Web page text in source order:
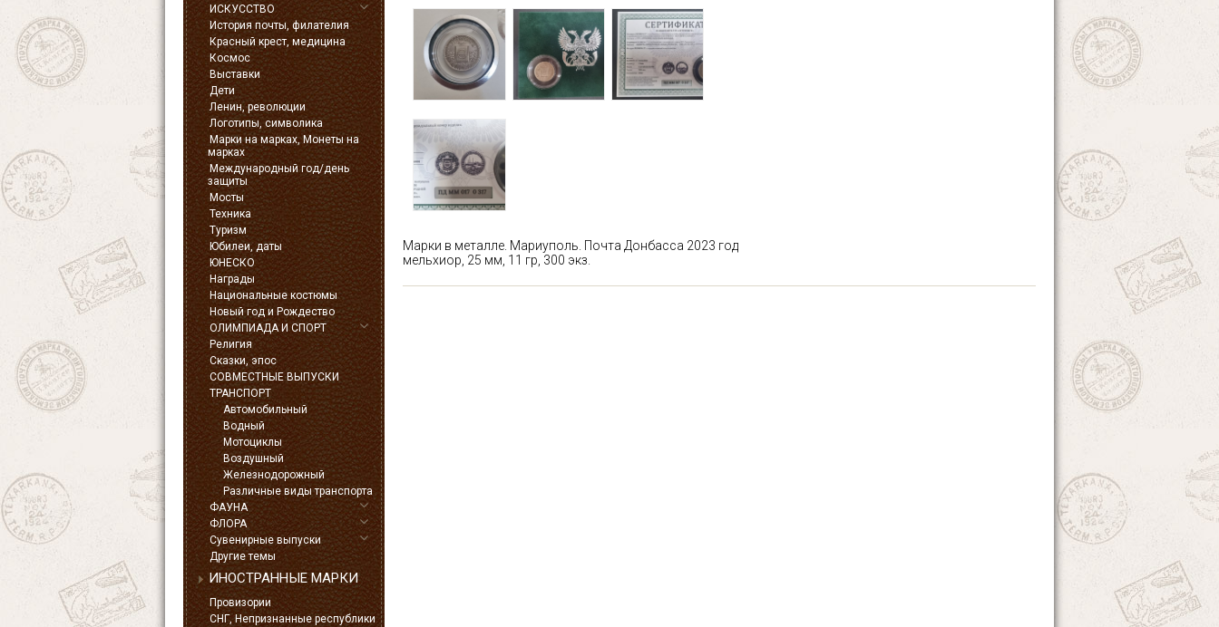
ИСКУССТВО
История почты, филателия
Красный крест, медицина
Космос
Выставки
Дети
Ленин, революции
Логотипы, символика
Марки на марках, Монеты на
марках
Международный год/день
защиты
Мосты
Техника
Туризм
Юбилеи, даты
ЮНЕСКО
Награды
Национальные костюмы
Новый год и Рождество
ОЛИМПИАДА И СПОРТ
Религия
Сказки, эпос
СОВМЕСТНЫЕ ВЫПУСКИ
ТРАНСПОРТ
Автомобильный
Водный
Мотоциклы
Воздушный
Железнодорожный
Различные виды транспорта
ФАУНА
ФЛОРА
Сувенирные выпуски
Другие темы
ИНОСТРАННЫЕ МАРКИ
Провизории
СНГ, Непризнанные республики
Марки в металле. Мариуполь. Почта Донбасса 2023 год
мельхиор, 25 мм, 11 гр, 300 экз.